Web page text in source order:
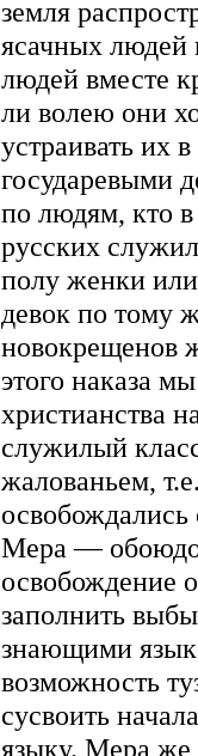
земля
ясачных людей
людей вместе
ли волею они
устраивать их
государевыми
по людям, кто
русских
полу женки или
девок по тому
новокрещенов
этого наказа
христианства
служилый
жалованьем,
освобождались
Мера —
освобождение
заполнить
знающими
возможность
сусвоить
языку. Мера